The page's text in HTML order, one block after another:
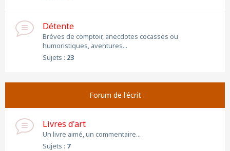
Détente
Brèves de comptoir, anecdotes cocasses ou
humoristiques, aventures...
Sujets : 23
Forum de l'écrit
Livres d'art
Un livre aimé, un commentaire...
Sujets : 7